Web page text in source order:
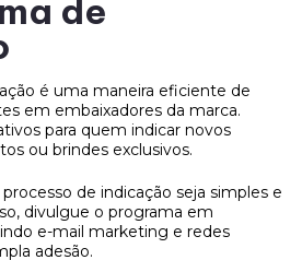
de
é uma maneira eficiente de
em embaixadores da marca.
para quem indicar novos
ou brindes exclusivos.
de indicação seja simples e
divulgue o programa em
e-mail marketing e redes
adesão.